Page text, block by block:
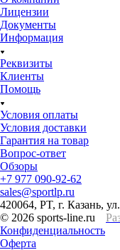
Лицензии
Документы
Информация
Реквизиты
Клиенты
Помощь
Условия оплаты
Условия доставки
Гарантия на товар
Вопрос-ответ
Обзоры
+7 977 090-92-62
sales@sportlp.ru
420064, PT, г. Казань,
© 2026 sports-line.ru
Конфиденциальность
Оферта